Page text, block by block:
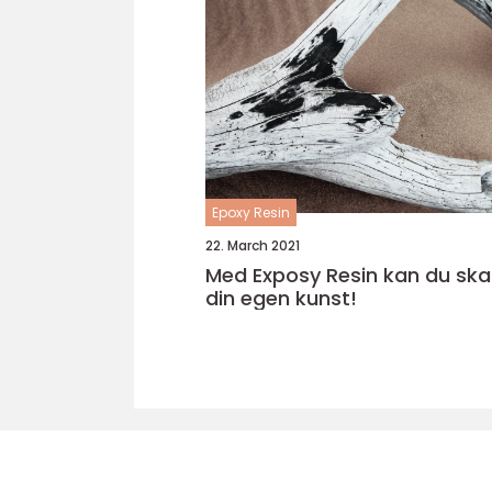
Epoxy Resin
22. March 2021
Med Exposy Resin kan du
din egen kunst!